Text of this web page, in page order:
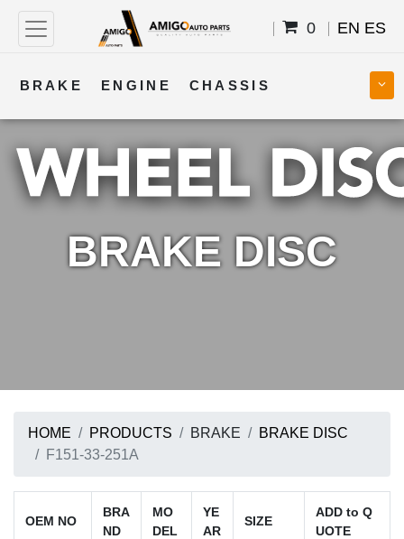
0 EN ES
BRAKE ENGINE CHASSIS
COOLING STEERING BODY
TRANSMISSION FUEL ELECTRICAL
BRAKE DISC
HOME PRODUCTS BRAKE
BRAKE DISC
F151-33-251A
OEM NO
BRA
ND
MO
DEL
YE
AR
SIZE
ADD to Q
UOTE